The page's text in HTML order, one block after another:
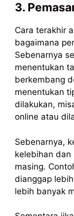
3.
Cara terakhir
bagaimana
Sebenarnya
menentukan
berkembang
menentukan
dilakukan,
online atau
Sebenarnya,
kelebihan dan
masing.
dianggap
lebih banyak